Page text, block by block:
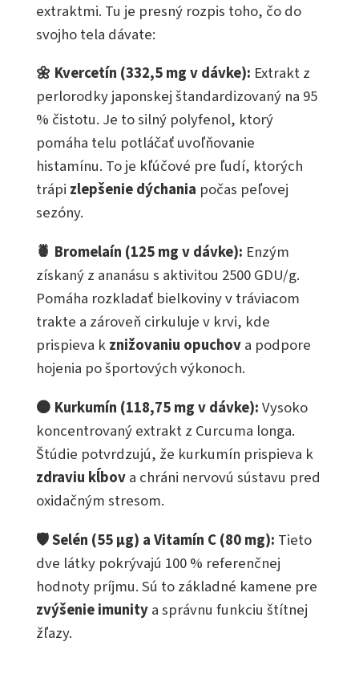
extraktmi. Tu je presný rozpis toho, čo do
svojho tela dávate:
🌼 Kvercetín (332,5 mg v dávke): Extrakt z
perlorodky japonskej štandardizovaný na 95
% čistotu. Je to silný polyfenol, ktorý
pomáha telu potláčať uvoľňovanie
histamínu. To je kľúčové pre ľudí, ktorých
trápi zlepšenie dýchania počas peľovej
sezóny.
🍍 Bromelaín (125 mg v dávke): Enzým
získaný z ananásu s aktivitou 2500 GDU/g.
Pomáha rozkladať bielkoviny v tráviacom
trakte a zároveň cirkuluje v krvi, kde
prispieva kznižovaniu opuchova podpore
hojenia po športových výkonoch.
🟠 Kurkumín (118,75 mg v dávke):Vysoko
koncentrovaný extrakt z Curcuma longa.
Štúdie potvrdzujú, že kurkumín prispieva k
zdraviu kĺbova chráni nervovú sústavu pred
oxidačným stresom.
🛡️ Selén (55 µg) a Vitamín C (80 mg): Tieto
dve látky pokrývajú 100 % referenčnej
hodnoty príjmu. Sú to základné kamene pre
zvýšenie imunitya správnu funkciu štítnej
žľazy.